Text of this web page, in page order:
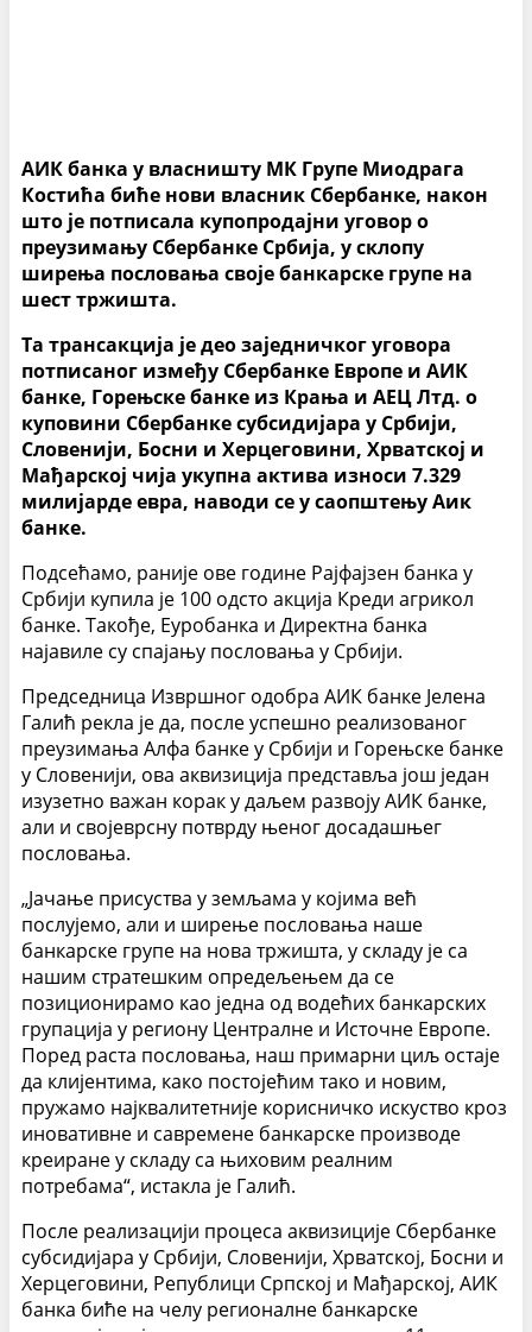
АИК банка у власништу МК Групе Миодрага
Костића биће нови власник Сбербанке, након
што је потписала купопродајни уговор о
преузимању Сбербанке Србија, у склопу
ширења пословања своје банкарске групе на
шест тржишта.
Та трансакција је део заједничког уговора
потписаног између Сбербанке Европе и АИК
банке, Горењске банке из Крања и АЕЦ Лтд. о
куповини Сбербанке субсидијара у Србији,
Словенији, Босни и Херцеговини, Хрватској и
Мађарској чија укупна актива износи 7.329
милијарде евра, наводи се у саопштењу Аик
банке.
Подсећамо, раније ове године Рајфајзен банка у
Србији купила је 100 одсто акција Креди агрикол
банке. Такође, Еуробанка и Директна банка
најавиле су спајању пословања у Србији.
Председница Извршног одобра АИК банке Јелена
Галић рекла је да, после успешно реализованог
преузимања Алфа банке у Србији и Горењске банке
у Словенији, ова аквизиција представља још један
изузетно важан корак у даљем развоју АИК банке,
али и својеврсну потврду њеног досадашњег
пословања.
„Јачање присуства у земљама у којима већ
послујемо, али и ширење пословања наше
банкарске групе на нова тржишта, у складу је са
нашим стратешким опредељењем да се
позиционирамо као једна од водећих банкарских
групација у региону Централне и Источне Европе.
Поред раста пословања, наш примарни циљ остаје
да клијентима, како постојећим тако и новим,
пружамо најквалитетније корисничко искуство кроз
иновативне и савремене банкарске производе
креиране у складу са њиховим реалним
потребама“, истакла је Галић.
После реализацији процеса аквизиције Сбербанке
субсидијара у Србији, Словенији, Хрватској, Босни и
Херцеговини, Републици Српској и Мађарској, АИК
банка биће на челу регионалне банкарске